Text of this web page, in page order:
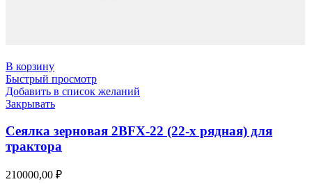
В корзину
Быстрый просмотр
Добавить в список желаний
Закрывать
Сеялка зерновая 2BFX-22 (22-х рядная) для
трактора
210000,00 ₽